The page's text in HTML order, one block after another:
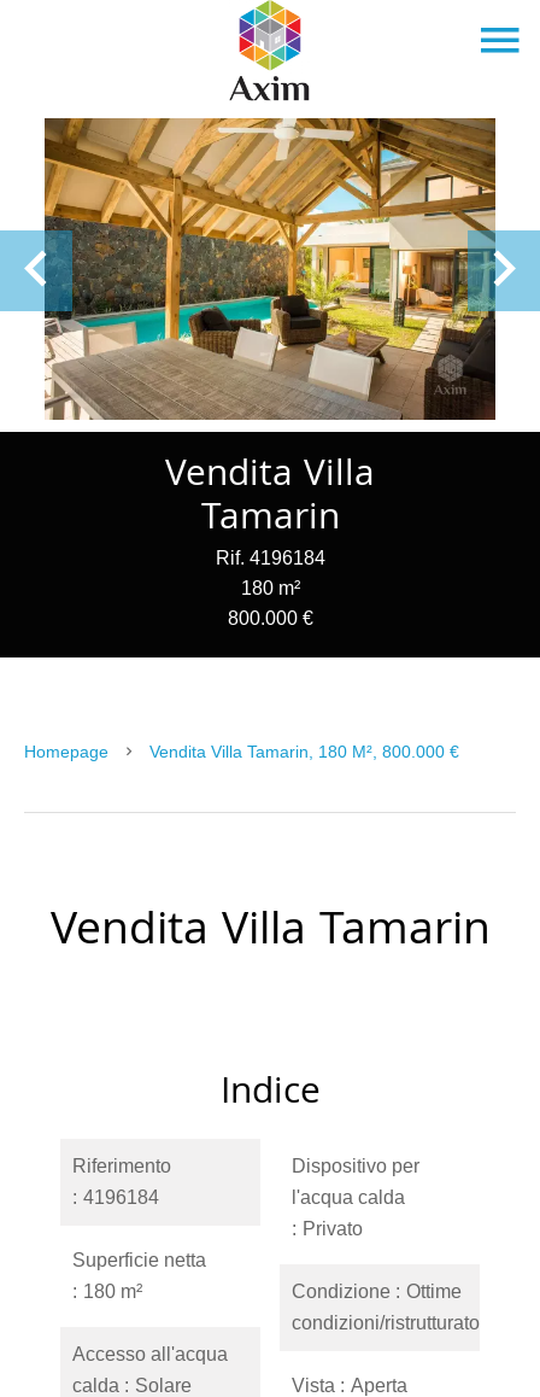
Vendita Villa
Tamarin
Rif. 4196184
180 m²
800.000 €
Homepage Vendita Villa Tamarin, 180 M², 800.000 €
Vendita Villa Tamarin
Indice
Riferimento
4196184
Superficie netta
180 m²
Accesso all'acqua
calda
Solare
Dispositivo per
l'acqua calda
Privato
Condizione
Ottime
condizioni/ristrutturato
Vista Aperta